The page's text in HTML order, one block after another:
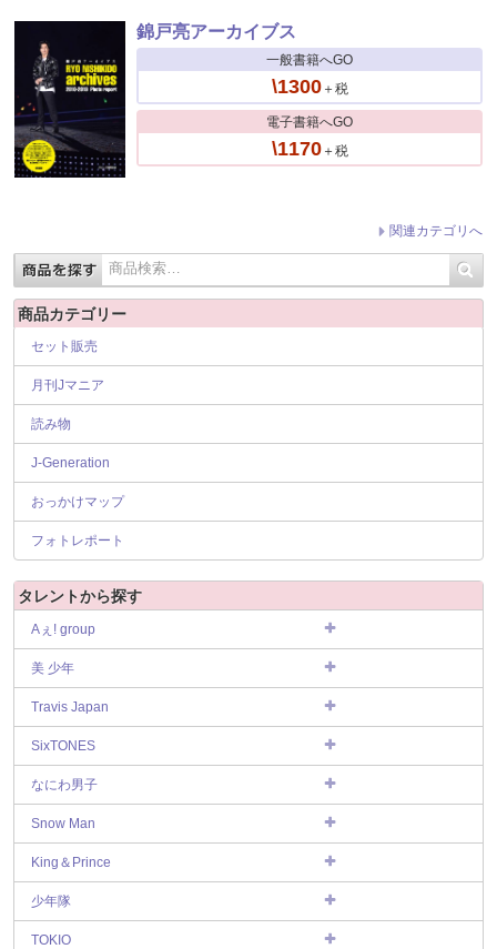
錦戸亮アーカイブス
一般書籍へGO
\1300＋税
電子書籍へGO
\1170＋税
関連カテゴリへ
商品カテゴリー
セット販売
月刊Jマニア
読み物
J-Generation
おっかけマップ
フォトレポート
タレントから探す
Aぇ! group
美 少年
Travis Japan
SixTONES
なにわ男子
Snow Man
King＆Prince
少年隊
TOKIO